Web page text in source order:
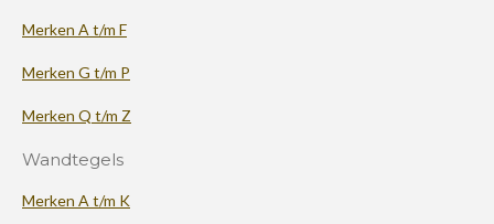
Merken A t/m F
Merken G t/m P
Merken Q t/m Z
Wandtegels
Merken A t/m K